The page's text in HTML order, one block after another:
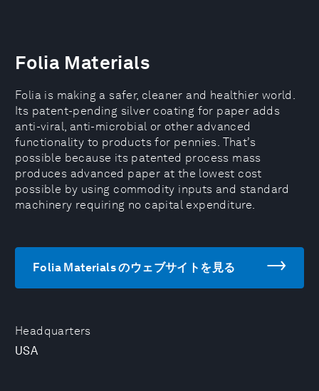
Headquarters
USA
Folia Materials
Folia is making a safer, cleaner and healthier world.
Its patent-pending silver coating for paper adds
anti-viral, anti-microbial or other advanced
functionality to products for pennies. That’s
possible because its patented process mass
produces advanced paper at the lowest cost
possible by using commodity inputs and standard
machinery requiring no capital expenditure.
Folia Materials のウェブサイトを見る